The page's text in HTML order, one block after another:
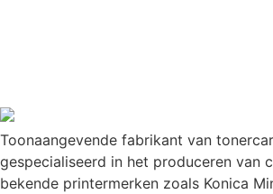
Toonaangevende fabrikant van
gespecialiseerd in het produceren van
bekende printermerken zoals Konica